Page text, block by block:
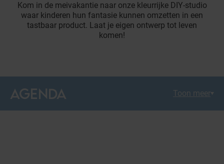
Kom in de meivakantie naar onze kleurrijke DIY-studio
waar kinderen hun fantasie kunnen omzetten in een
tastbaar product. Laat je eigen ontwerp tot leven
komen!
AGENDA Toon meer